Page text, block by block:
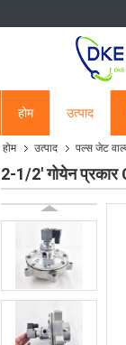
होम उत्पाद
होम उत्पाद पल्स जेट
2-1/2' गोयेन प्रकार